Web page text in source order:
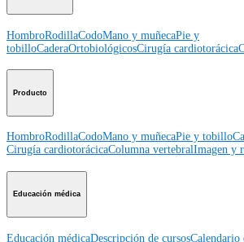
HombroRodillaCodoMano y muñecaPie y
tobilloCaderaOrtobiológicosCirugía cardiotorácica
Producto
HombroRodillaCodoMano y muñecaPie y tobillo
Cirugía cardiotorácicaColumna vertebralImagen y
Educación médica
Educación médicaDescripción de cursosCalendario